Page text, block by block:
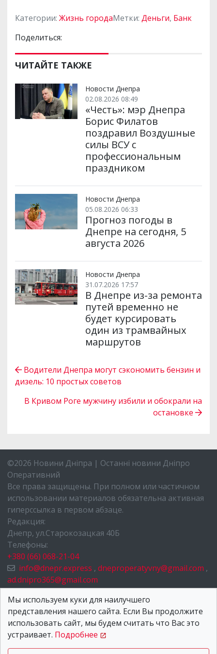
Категории: Жизнь городаМетки: Деньги, Банк
Поделиться:
ЧИТАЙТЕ ТАКЖЕ
Новости Днепра
02.08.2026 08:49
«Честь»: мэр Днепра
Борис Филатов
поздравил Воздушные
силы ВСУ с
профессиональным
праздником
Новости Днепра
05.08.2026 06:33
Прогноз погоды в
Днепре на сегодня, 5
августа 2026
Новости Днепра
31.07.2026 17:57
В Днепре из-за ремонта
путей временно не
будет курсировать
один из трамвайных
маршрутов
Водители Днепра могут сэкономить бензин и
дизель: 10 простых советов
В Кривом Роге мужчину избили и обокрали на
остановке
©2026 Новини Дніпра | Останні новини Дніпро
Оперативний
Все права защищены. При полном или частичном
использовании материалов обязательна активная
гиперссылка в первом абзаце.
Редакция:
Днепр, ул.Старокозацкая 40Б
Телефоны:
+380 (66) 068-21-04
info@dnepr.express , dneproperatyvny@gmail.com ,
ad.dnipro365@gmail.com
НОВОСТИ ДНЕПРА
О НАС
КОНТАКТЫ
Мы используем куки для наилучшего
представления нашего сайта. Если Вы продолжите
использовать сайт, мы будем считать что Вас это
устраивает. Подробнее